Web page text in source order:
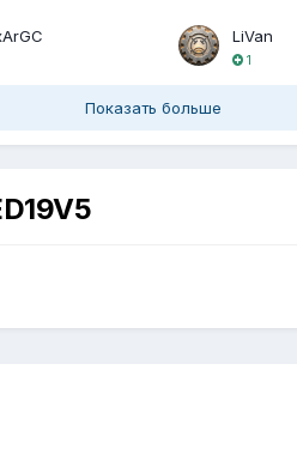
LiVan
1
Показать больше